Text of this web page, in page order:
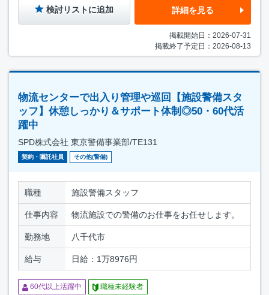
検討リストに追加 詳細を見る
掲載開始日：2026-07-31
掲載終了予定日：2026-08-13
物流センターで出入り管理や巡回【施設警備スタ
ッフ】休憩しっかり＆サポート体制◎50・60代活
躍中
SPD株式会社 東京警備事業部/TE131
契約・嘱託社員 その他(警備)
職種 施設警備スタッフ
仕事内容 物流施設での警備のお仕事をお任せします。
勤務地 八千代市
給与 日給：1万8976円
60代以上活躍中 職種未経験者